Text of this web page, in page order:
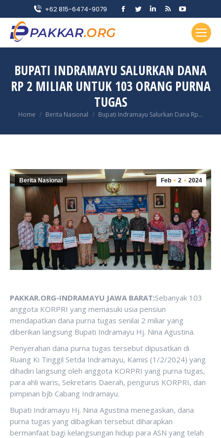
+62 815-6474-9079
Facebook
in
window
Twitter
in
window
Linkedin
in
window
Rss
opens
in
window
YouTube
page
opens
in
window
BUPATI INDRAMAYU SALURKAN DANA
RP 2 MILIAR UNTUK 103 ORANG PURNA
TUGAS
You are here:
Home Berita Nasional Bupati Indramayu Salurkan Dana Rp…
Feb 2 2024
Berita Nasional
PAKKAR.ORG-INDRAMAYU JAWA BARAT:Sebanyak 103
anggota KORPRI yang memasuki usia pensiun
mendapatkan dana purna tugas senilai 2 miliar yang
diberikan langsung Bupati Indramayu Hj. Nina Agustina.
Penyerahan dana purna tugas tersebut dipusatkan di
Ruang Ki Tinggil Setda Indramayu, Kamis (1/2/2024) yang
dihadiri langsung oleh anggota KORPRI yang purna tugas,
para ahli waris, Sekretaris Daerah, pengurus KORPRI, dan
pimpinan bjb Cabang Indramayu.
Bupati Indramayu Hj. Nina Agustina menegaskan, dana
purna tugas yang dibagikan tersebut diharapkan
bermanfaat bagi kelangsungan hidup para ASN yang telah